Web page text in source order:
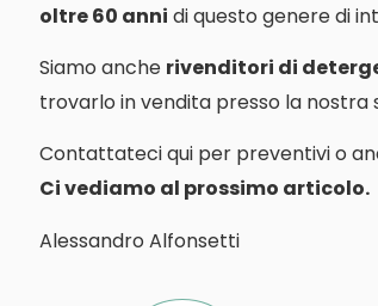
oltre 60 anni di questo genere di
Siamo anche rivenditori di
trovarlo in vendita presso la nostra
Contattateci qui per preventivi o
Ci vediamo al prossimo articolo.
Alessandro Alfonsetti